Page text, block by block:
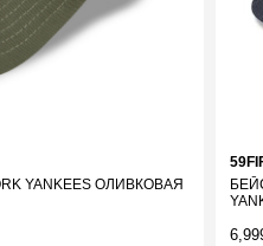
YANKEES ОЛИВКОВАЯ